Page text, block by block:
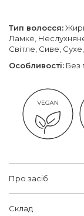
Тип волосся:
Ламке,
Світле, Сиве,
Особливості: Без
Про засіб
Склад